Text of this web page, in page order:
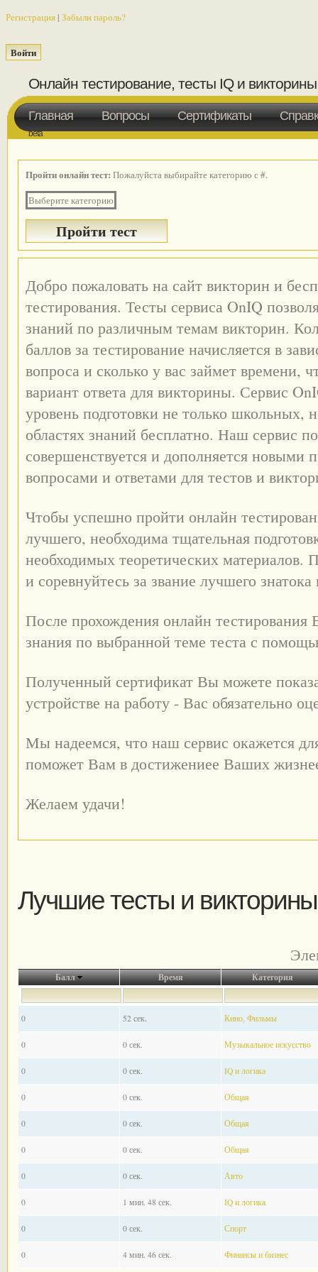
Регистрация | Забыли пароль?
Онлайн тестирование, тесты IQ и
beta
Главная Вопросы Сертификаты
Пройти онлайн тест: Пожалуйста выбирайте категорию с #.
Выберите категорию
Добро пожаловать на сайт викторин и
тестирования. Тесты сервиса OnIQ
знаний по различным темам викторин.
баллов за тестирование начисляется в
вопроса и сколько у вас займет времени,
вариант ответа для викторины. Сервис
уровень подготовки не только школьных,
областях знаний бесплатно. Наш сервис
совершенствуется и дополняется
вопросами и ответами для тестов и
Чтобы успешно пройти онлайн
лучшего, необходима тщательная
необходимых теоретических материалов.
и соревнуйтесь за звание лучшего
После прохождения онлайн тестирования
знания по выбранной теме теста с
Полученный сертификат Вы можете
устройстве на работу - Вас обязательно
Мы надеемся, что наш сервис окажется
поможет Вам в достижениее Ваших
Желаем удачи!
Лучшие тесты и викторины
Балл Время Категория
0 52 сек. Кино, Фильмы
0 0 сек. Музыкальное искусство
0 0 сек. IQ и логика
0 0 сек. Общая
0 0 сек. Общая
0 0 сек. Общая
0 0 сек. Авто
0 1 мин. 48 сек. IQ и логика
0 0 сек. Спорт
0 4 мин. 46 сек. Финансы и бизнес